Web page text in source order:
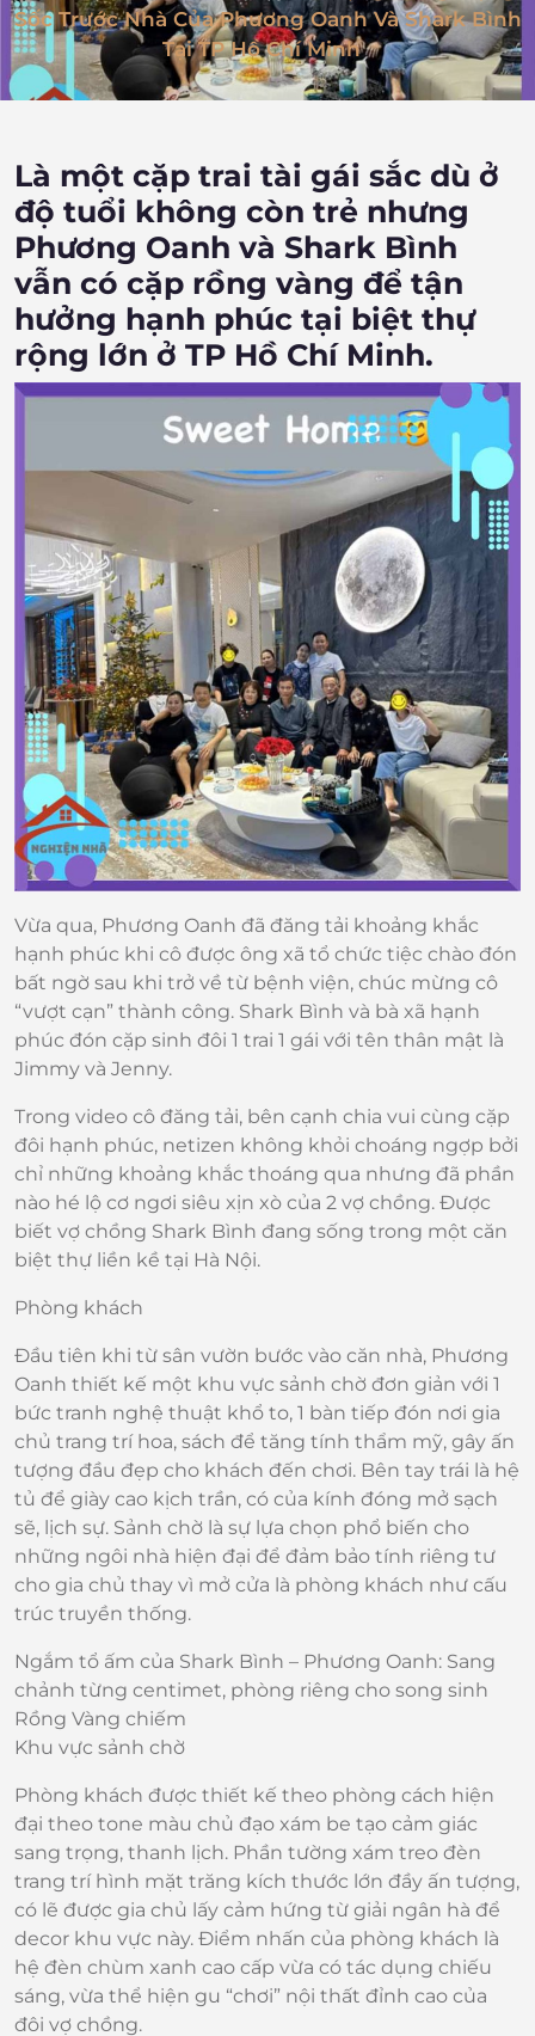
Sốc Trước Nhà Của Phương Oanh Và Shark Bình
Tại TP Hồ Chí Minh
Là một cặp trai tài gái sắc dù ở
độ tuổi không còn trẻ nhưng
Phương Oanh và Shark Bình
vẫn có cặp rồng vàng để tận
hưởng hạnh phúc tại biệt thự
rộng lớn ở TP Hồ Chí Minh.
Vừa qua, Phương Oanh đã đăng tải khoảng khắc
hạnh phúc khi cô được ông xã tổ chức tiệc chào đón
bất ngờ sau khi trở về từ bệnh viện, chúc mừng cô
“vượt cạn” thành công. Shark Bình và bà xã hạnh
phúc đón cặp sinh đôi 1 trai 1 gái với tên thân mật là
Jimmy và Jenny.
Trong video cô đăng tải, bên cạnh chia vui cùng cặp
đôi hạnh phúc, netizen không khỏi choáng ngợp bởi
chỉ những khoảng khắc thoáng qua nhưng đã phần
nào hé lộ cơ ngơi siêu xịn xò của 2 vợ chồng. Được
biết vợ chồng Shark Bình đang sống trong một căn
biệt thự liền kề tại Hà Nội.
Phòng khách
Đầu tiên khi từ sân vườn bước vào căn nhà, Phương
Oanh thiết kế một khu vực sảnh chờ đơn giản với 1
bức tranh nghệ thuật khổ to, 1 bàn tiếp đón nơi gia
chủ trang trí hoa, sách để tăng tính thẩm mỹ, gây ấn
tượng đầu đẹp cho khách đến chơi. Bên tay trái là hệ
tủ để giày cao kịch trần, có của kính đóng mở sạch
sẽ, lịch sự. Sảnh chờ là sự lựa chọn phổ biến cho
những ngôi nhà hiện đại để đảm bảo tính riêng tư
cho gia chủ thay vì mở cửa là phòng khách như cấu
trúc truyền thống.
Ngắm tổ ấm của Shark Bình – Phương Oanh: Sang
chảnh từng centimet, phòng riêng cho song sinh
Rồng Vàng chiếm
Khu vực sảnh chờ
Phòng khách được thiết kế theo phòng cách hiện
đại theo tone màu chủ đạo xám be tạo cảm giác
sang trọng, thanh lịch. Phần tường xám treo đèn
trang trí hình mặt trăng kích thước lớn đầy ấn tượng,
có lẽ được gia chủ lấy cảm hứng từ giải ngân hà để
decor khu vực này. Điểm nhấn của phòng khách là
hệ đèn chùm xanh cao cấp vừa có tác dụng chiếu
sáng, vừa thể hiện gu “chơi” nội thất đỉnh cao của
đôi vợ chồng.